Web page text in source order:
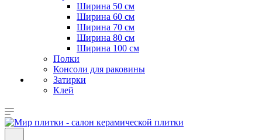
Ширина 50 см
Ширина 60 см
Ширина 70 см
Ширина 80 см
Ширина 100 см
Полки
Консоли для раковины
Затирки
Клей